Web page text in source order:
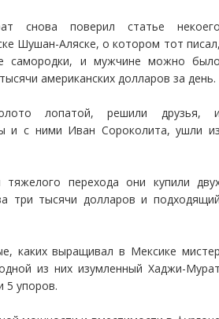
снова поверил статье
Шушан-Аляске, о котором тот
самородки, и мужчине можно
американских долларов за день.
лопатой, решили друзья,
и с ними Иван Сороколита, ушли
перехода они купили
три тысячи долларов и
каких выращивал в Мексике
из них изумленный Хаджи-
5 упоров.